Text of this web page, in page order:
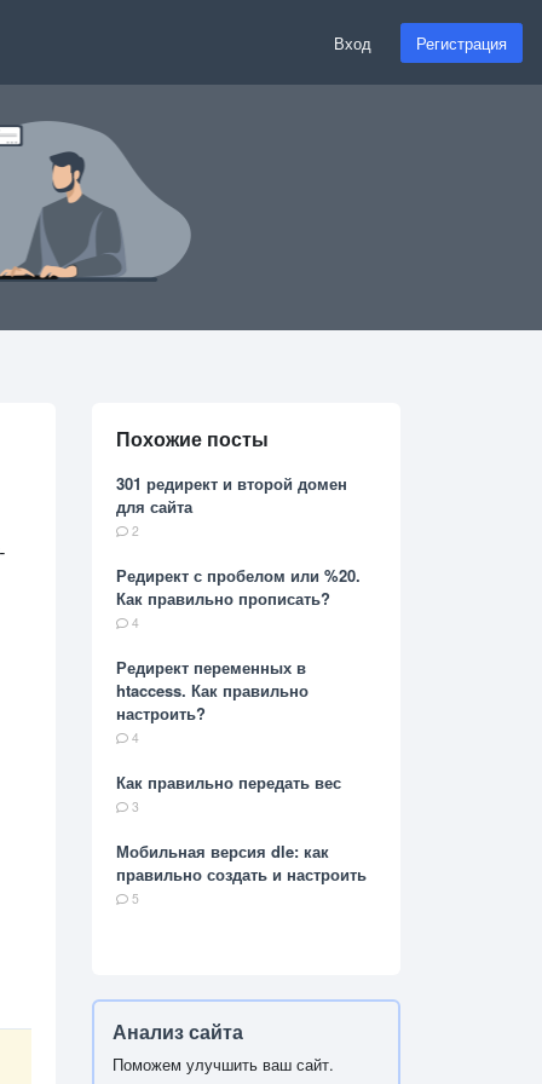
Вход Регистрация
Похожие посты
301 редирект и второй домен
для сайта
2
Редирект с пробелом или %20.
Как правильно прописать?
4
Редирект переменных в
htaccess. Как правильно
настроить?
4
Как правильно передать вес
3
Мобильная версия dle: как
правильно создать и настроить
5
Анализ сайта
Поможем улучшить ваш сайт.